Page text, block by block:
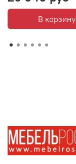
В корзину